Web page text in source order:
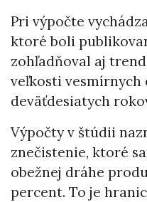
Pri výpočte
ktoré boli
zohľadňoval aj
veľkosti vesmírnych
deväťdesiatych
Výpočty v štúdii
znečistenie, ktoré
obežnej dráhe
percent. To je